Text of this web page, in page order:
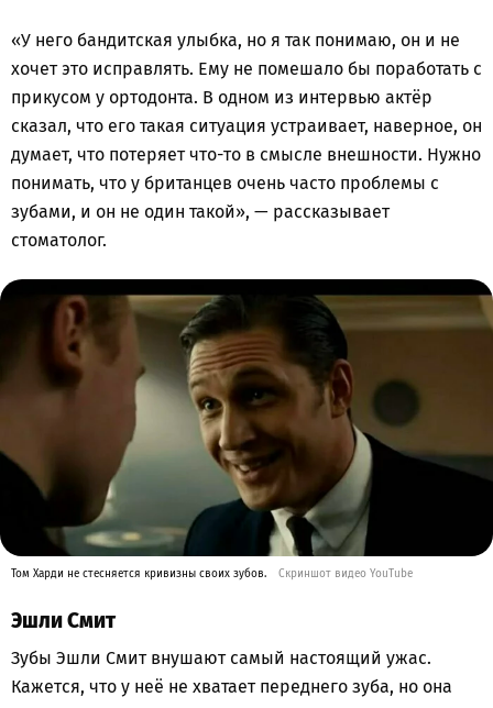
«У него бандитская улыбка, но я так понимаю, он и не
хочет это исправлять. Ему не помешало бы поработать с
прикусом у ортодонта. В одном из интервью актёр
сказал, что его такая ситуация устраивает, наверное, он
думает, что потеряет что-то в смысле внешности. Нужно
понимать, что у британцев очень часто проблемы с
зубами, и он не один такой», — рассказывает
стоматолог.
Том Харди не стесняется кривизны своих зубов. Скриншот видео YouTube
Эшли Смит
Зубы Эшли Смит внушают самый настоящий ужас.
Кажется, что у неё не хватает переднего зуба, но она